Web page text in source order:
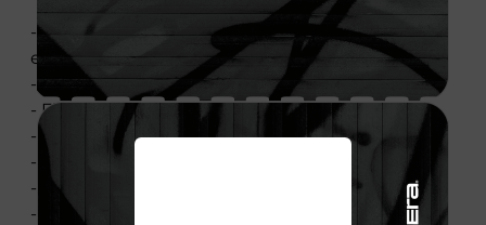
- Logotipo do New York Yankees no lado
esquerdo do peito
- Marca Yankees na parte traseira
- Flag New Era bordada no bolso esquerdo
- Bolsos frontais esquerdo e direito
- Fechamento por zíper
- Confeccionado em tecido veludo
- Composição: 95% Poliéster 5% Elastano